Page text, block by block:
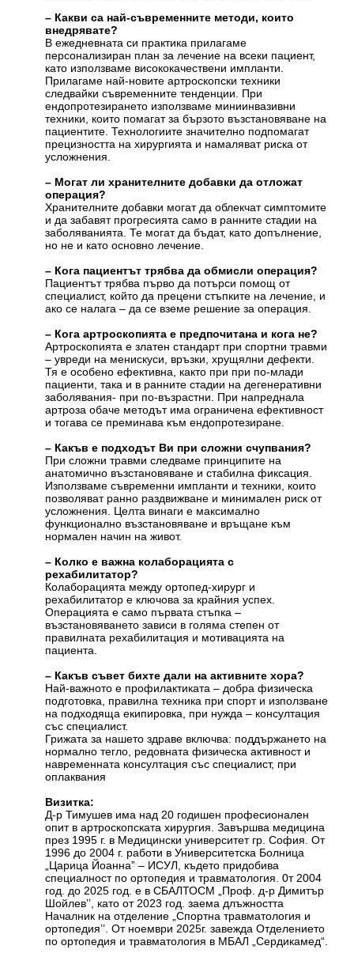
– Какви са най-съвременните методи, които
внедрявате?
В ежедневната си практика прилагаме
персонализиран план за лечение на всеки пациент,
като използваме висококачествени импланти.
Прилагаме най-новите артроскопски техники
следвайки съвременните тенденции. При
ендопротезирането използваме миниинвазивни
техники, които помагат за бързото възстановяване на
пациентите. Технологиите значително подпомагат
прецизността на хирургията и намаляват риска от
усложнения.
– Могат ли хранителните добавки да отложат
операция?
Хранителните добавки могат да облекчат симптомите
и да забавят прогресията само в ранните стадии на
заболяванията. Те могат да бъдат, като допълнение,
но не и като основно лечение.
– Кога пациентът трябва да обмисли операция?
Пациентът трябва първо да потърси помощ от
специалист, който да прецени стъпките на лечение, и
ако се налага – да се вземе решение за операция.
– Кога артроскопията е предпочитана и кога не?
Артроскопията е златен стандарт при спортни травми
– увреди на менискуси, връзки, хрущялни дефекти.
Тя е особено ефективна, както при при по-млади
пациенти, така и в ранните стадии на дегенеративни
заболявания- при по-възрастни. При напреднала
артроза обаче методът има ограничена ефективност
и тогава се преминава към ендопротезиране.
– Какъв е подходът Ви при сложни счупвания?
При сложни травми следваме принципите на
анатомично възстановяване и стабилна фиксация.
Използваме съвременни импланти и техники, които
позволяват ранно раздвижване и минимален риск от
усложнения. Целта винаги е максимално
функционално възстановяване и връщане към
нормален начин на живот.
– Колко е важна колаборацията с
рехабилитатор?
Колаборацията между ортопед-хирург и
рехабилитатор е ключова за крайния успех.
Операцията е само първата стъпка –
възстановяването зависи в голяма степен от
правилната рехабилитация и мотивацията на
пациента.
– Какъв съвет бихте дали на активните хора?
Най-важното е профилактиката – добра физическа
подготовка, правилна техника при спорт и използване
на подходяща екипировка, при нужда – консултация
със специалист.
Грижата за нашето здраве включва: поддържането на
нормално тегло, редовната физическа активност и
навременната консултация със специалист, при
оплаквания
Визитка:
Д-р Тимушев има над 20 годишен професионален
опит в артроскопската хирургия. Завършва медицина
през 1995 г. в Медицински университет гр. София. От
1996 до 2004 г. работи в Университетска Болница
„Царица Йоанна” – ИСУЛ, където придобива
специалност по ортопедия и травматология. 0т 2004
год. до 2025 год. е в СБАЛТОСМ „Проф. д-р Димитър
Шойлев’’, като от 2023 год. заема длъжността
Началник на отделение „Спортна травматология и
ортопедия’’. От ноември 2025г. завежда Отделението
по ортопедия и травматология в МБАЛ „Сердикамед“.